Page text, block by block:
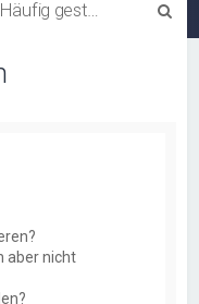
aber nicht